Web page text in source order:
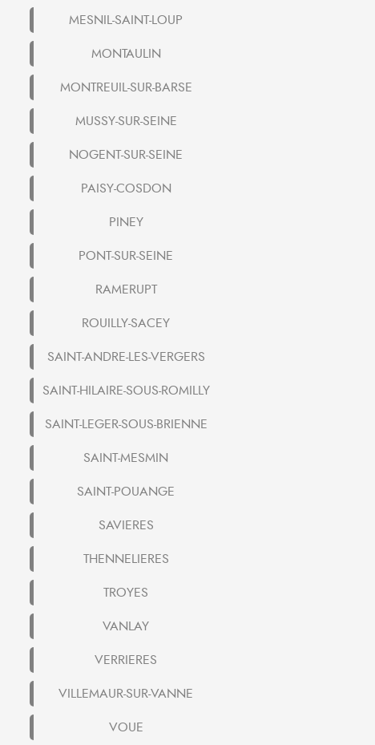
MESNIL-SAINT-LOUP
MONTAULIN
MONTREUIL-SUR-BARSE
MUSSY-SUR-SEINE
NOGENT-SUR-SEINE
PAISY-COSDON
PINEY
PONT-SUR-SEINE
RAMERUPT
ROUILLY-SACEY
SAINT-ANDRE-LES-VERGERS
SAINT-HILAIRE-SOUS-ROMILLY
SAINT-LEGER-SOUS-BRIENNE
SAINT-MESMIN
SAINT-POUANGE
SAVIERES
THENNELIERES
TROYES
VANLAY
VERRIERES
VILLEMAUR-SUR-VANNE
VOUE